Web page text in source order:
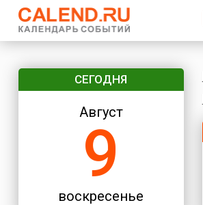
СЕГОДНЯ
Август
9
воскресенье